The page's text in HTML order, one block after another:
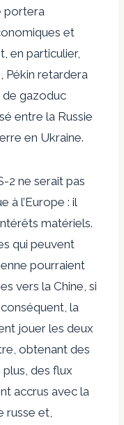
portera
et
en particulier,
Pékin retardera
gazoduc
entre la Russie
en Ukraine.
2 ne serait pas
à l’Europe : il
matériels.
qui peuvent
pourraient
vers la Chine, si
la
jouer les deux
obtenant des
plus, des flux
accrus avec la
russe et,